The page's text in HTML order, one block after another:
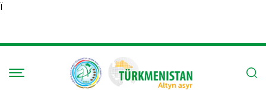
Ï